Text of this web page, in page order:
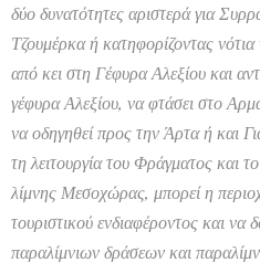
δύο δυνατότητες αριστερά για
Τζουμέρκα ή κατηφορίζοντας
από κει στη Γέφυρα Αλεξίου και
γέφυρα Αλεξίου, να φτάσει στο
να οδηγηθεί προς την Άρτα ή και
τη λειτουργία του Φράγματος και
λίμνης Μεσοχώρας, μπορεί η
τουριστικού ενδιαφέροντος και να
παραλίμνιων δράσεων και